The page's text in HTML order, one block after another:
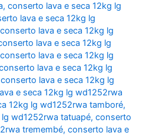
,conserto lava e seca 12kg lg
lava e seca 12kg lg
conserto lava e seca 12kg lg
lava e seca 12kg lg
conserto lava e seca 12kg lg
lava e seca 12kg lg
conserto lava e seca 12kg lg
e seca 12kg lg wd1252rwa
12kg lg wd1252rwa tamboré,
wd1252rwa tatuapé,conserto
tremembé,conserto lava e